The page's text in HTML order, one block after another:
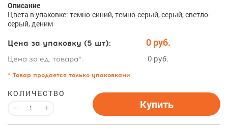
Описание
Цвета в упаковке: темно-синий, темно-серый, серый, светло-
серый, деним
Цена за упаковку (5 шт): 0 руб.
Цена за ед. товара*: 0 руб.
* Товар продается только упаковками
КОЛИЧЕСТВО
- + Купить